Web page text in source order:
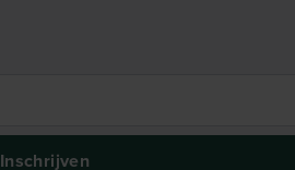
Inschrijven